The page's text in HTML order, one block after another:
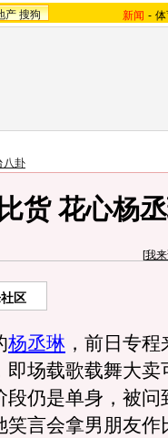
产 搜狗 新闻 -
八卦
货 花心杨
[我
区
杨丞琳 ，前日专
场载歌载舞大卖
仍是单身，被问
言会拿男朋友作